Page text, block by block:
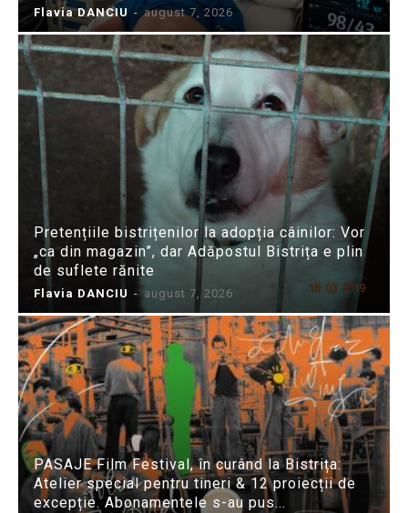
Flavia DANCIU - august 7, 2026
Pretențiile bistrițenilor la adopția câinilor: Vor
„ca din magazin”, dar Adăpostul Bistrița e plin
de suflete rănite
Flavia DANCIU - august 7, 2026
PASAJE Film Festival, în curând la Bistrița:
Atelier special pentru tineri & 12 proiecții de
excepție. Abonamentele s-au pus...